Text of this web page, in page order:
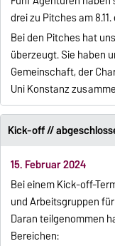
drei zu Pitches am
Bei den Pitches hat
überzeugt. Sie haben
Gemeinschaft, der
Uni Konstanz
Kick-off //
15. Februar 2024
Bei einem Kick-off-
und Arbeitsgruppen
Daran teilgenommen
Bereichen: